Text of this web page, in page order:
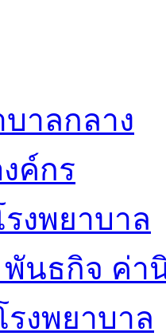
าลกลาง
ค์กร
งพยาบาล
นธกิจ ค่า
งพยาบาล